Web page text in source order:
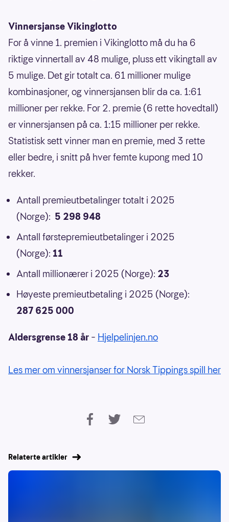
Vinnersjanse Vikinglotto
For å vinne 1. premien i Vikinglotto må du ha 6
riktige vinnertall av 48 mulige, pluss ett vikingtall av
5 mulige. Det gir totalt ca. 61 millioner mulige
kombinasjoner, og vinnersjansen blir da ca. 1:61
millioner per rekke. For 2. premie (6 rette hovedtall)
er vinnersjansen på ca. 1:15 millioner per rekke.
Statistisk sett vinner man en premie, med 3 rette
eller bedre, i snitt på hver femte kupong med 10
rekker.
Antall premieutbetalinger totalt i 2025
(Norge): 5 298 948
Antall førstepremieutbetalinger i 2025
(Norge): 11
Antall millionærer i 2025 (Norge): 23
Høyeste premieutbetaling i 2025 (Norge):
287 625 000
Aldersgrense 18 år – Hjelpelinjen.no
Les mer om vinnersjanser for Norsk Tippings spill her
Relaterte artikler